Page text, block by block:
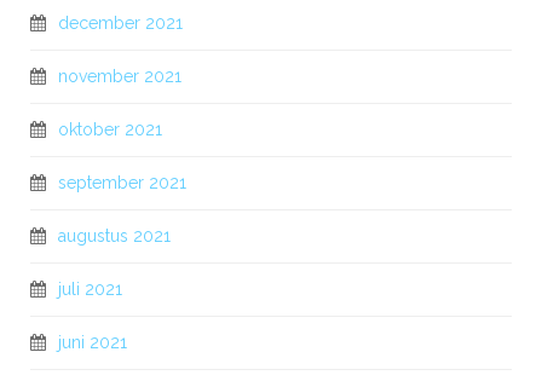
december 2021
november 2021
oktober 2021
september 2021
augustus 2021
juli 2021
juni 2021